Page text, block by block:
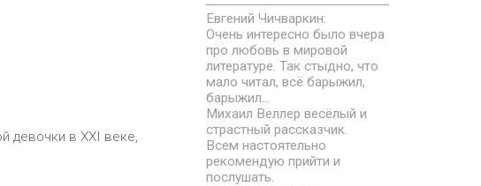
девочки в XXI веке,
Евгений Чичваркин:
Очень интересно было вчера
про любовь в мировой
литературе. Так стыдно, что
мало читал, всё барыжил,
барыжил...
Михаил Веллер весёлый и
страстный рассказчик.
Всем настоятельно
рекомендую прийти и
послушать.